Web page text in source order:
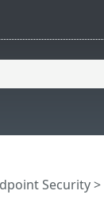
Security>